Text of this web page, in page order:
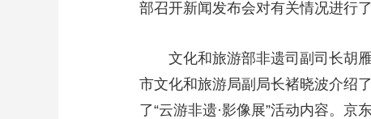
部召开新闻发布会对有关情况进行了
文化和旅游部非遗司副司长胡
市文化和旅游局副局长褚晓波介绍
了“云游非遗·影像展”活动内容。京